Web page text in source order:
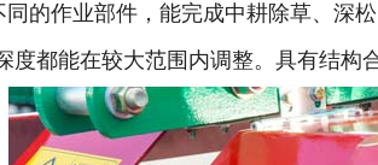
的作业部件，能完成中耕除草、深
度都能在较大范围内调整。具有结构